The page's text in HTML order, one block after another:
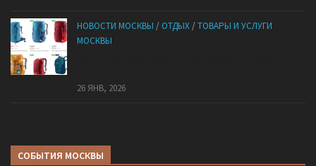
НОВОСТИ МОСКВЫ / ОТДЫХ /ТОВАРЫ И УСЛУГИ
МОСКВЫ
26 ЯНВ, 2026
СОБЫТИЯ МОСКВЫ